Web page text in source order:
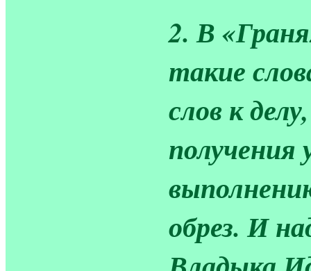
2. В
такие
слов к
получения
обрез. И